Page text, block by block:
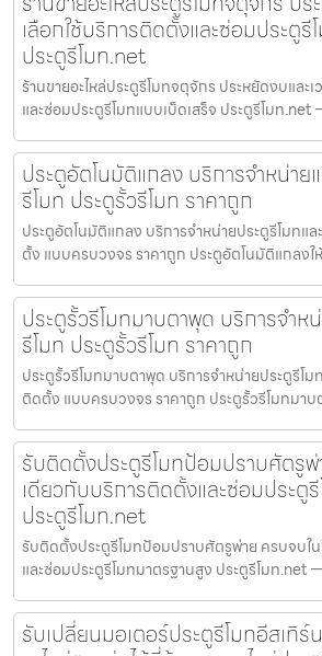
เลือกใช้บริการติดตั้งและซ่อมประตูรี
ประตูรีโมท.net
ร้านขายอะไหล่ประตูรีโมทจตุจักร ประหยัดงบและ
และซ่อมประตูรีโมทแบบเบ็ดเสร็จ ประตูรีโมท
ประตูอัตโนมัติแกลง บริการจำหน่าย
รีโมท ประตูรั้วรีโมท ราคาถูก
ประตูอัตโนมัติแกลง บริการจำหน่ายประตูรีโมทแ
ตั้ง แบบครบวงจร ราคาถูก ประตูอัตโนมัติแกลงใ
ประตูรั้วรีโมทมาบตาพุด บริการจำห
รีโมท ประตูรั้วรีโมท ราคาถูก
ประตูรั้วรีโมทมาบตาพุด บริการจำหน่ายประตูรีโม
ติดตั้ง แบบครบวงจร ราคาถูก ประตูรั้วรีโมทมาบ
รับติดตั้งประตูรีโมทป้อมปราบศัตรู
เดียวกับบริการติดตั้งและซ่อมประตู
ประตูรีโมท.net
รับติดตั้งประตูรีโมทป้อมปราบศัตรูพ่าย ครบจบใ
และซ่อมประตูรีโมทมาตรฐานสูง ประตูรีโมท.net
รับเปลี่ยนมอเตอร์ประตูรีโมทอีสเทิ